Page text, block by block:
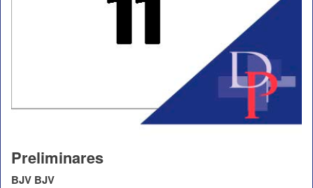
Preliminares
BJV BJV